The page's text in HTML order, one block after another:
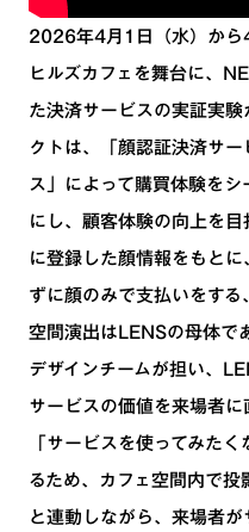
2026年4月1日（水）から
ヒルズカフェを舞台に、
た決済サービスの実証実
クトは、「顔認証決済サ
ス」によって購買体験をシ
にし、顧客体験の向上を
に登録した顔情報をもと
ずに顔のみで支払いをする
空間演出はLENSの母体で
デザインチームが担い、
サービスの価値を来場者に
「サービスを使ってみた
るため、カフェ空間内で
と連動しながら、来場者